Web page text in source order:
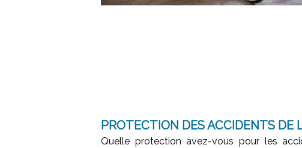
PROTECTION DES ACCIDENTS DE
Quelle protection avez-vous pour les